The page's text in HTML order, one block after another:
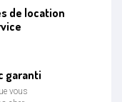
de location
garanti
vous